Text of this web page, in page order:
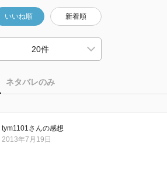
いいね順 新着順
ネタバレのみ
tym1101さんの感想
2013年7月19日